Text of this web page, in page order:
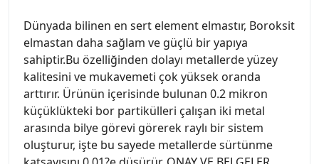
Dünyada bilinen en sert element elmastır, Boroksit
elmastan daha sağlam ve güçlü bir yapıya
sahiptir.Bu özelliğinden dolayı metallerde yüzey
kalitesini ve mukavemeti çok yüksek oranda
arttırır. Ürünün içerisinde bulunan 0.2 mikron
küçüklükteki bor partikülleri çalışan iki metal
arasında bilye görevi görerek raylı bir sistem
oluşturur, işte bu sayede metallerde sürtünme